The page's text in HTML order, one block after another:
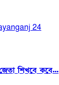
24
শিখবে কবে...